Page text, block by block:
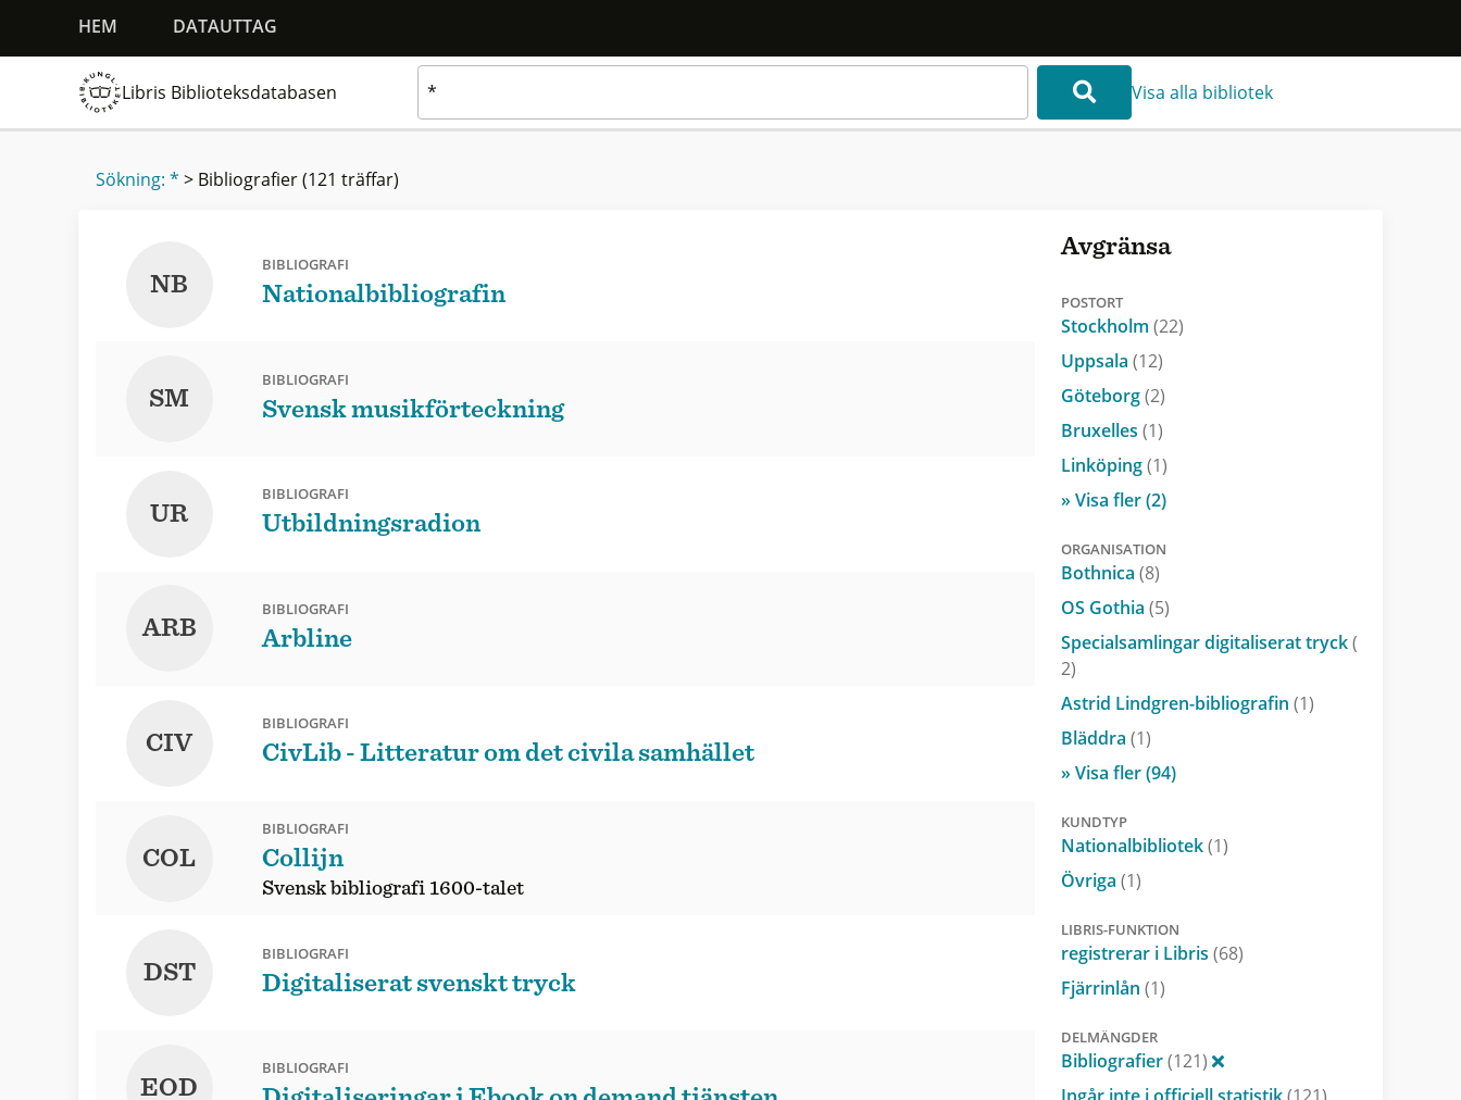
HEM DATAUTTAG
Libris Biblioteksdatabasen Visa alla bibliotek
Sökning: * > Bibliografier(121 träffar)
NB
BIBLIOGRAFI
Nationalbibliografin
SM
BIBLIOGRAFI
Svensk musikförteckning
UR
BIBLIOGRAFI
Utbildningsradion
ARB
BIBLIOGRAFI
Arbline
CIV
BIBLIOGRAFI
CivLib - Litteratur om det civila samhället
COL
BIBLIOGRAFI
Collijn
Svensk bibliografi 1600-talet
DST
BIBLIOGRAFI
Digitaliserat svenskt tryck
EOD
BIBLIOGRAFI
Avgränsa
POSTORT
Stockholm (22)
Uppsala (12)
Göteborg(2)
Bruxelles (1)
Linköping(1)
» Visa fler (2)
ORGANISATION
Bothnica (8)
OS Gothia (5)
Specialsamlingar digitaliserat tryck(
2)
Astrid Lindgren-bibliografin (1)
Bläddra (1)
» Visa fler (94)
KUNDTYP
Nationalbibliotek(1)
Övriga (1)
LIBRIS-FUNKTION
registrerar i Libris (68)
Fjärrinlån (1)
DELMÄNGDER
Bibliografier(121)